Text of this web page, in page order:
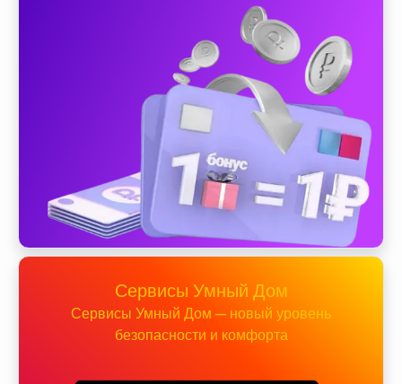
Сервисы Умный Дом
Сервисы Умный Дом — новый уровень
безопасности и комфорта